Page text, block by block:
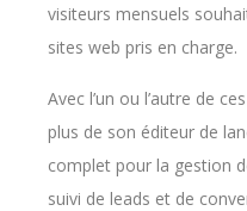
visiteurs mensuels
sites web pris en charge.
Avec l’un ou l’autre de
plus de son éditeur de
complet pour la gestion
suivi de leads et de